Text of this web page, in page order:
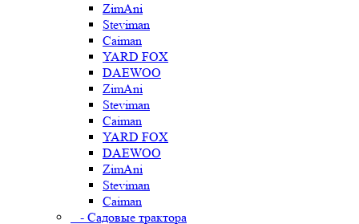
ZimAni
Steviman
Caiman
YARD FOX
DAEWOO
ZimAni
Steviman
Caiman
YARD FOX
DAEWOO
ZimAni
Steviman
Caiman
- Садовые трактора